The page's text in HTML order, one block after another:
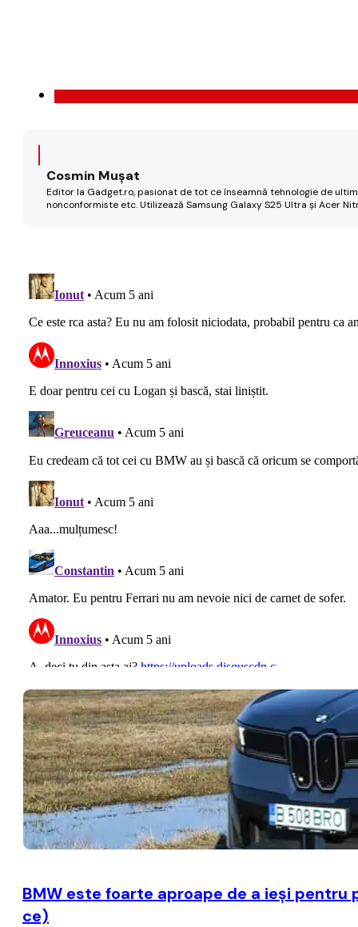
Cosmin Mușat
Editor la Gadget.ro, pasionat de tot ce înseamnă tehnologie de
nonconformiste etc. Utilizează Samsung Galaxy S25 Ultra și Acer
BMW este foarte aproape de a ieşi pentru
ce)